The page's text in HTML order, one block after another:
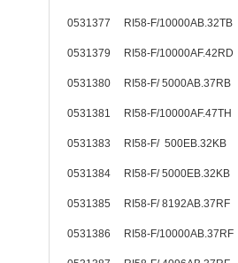
0531377 RI58-F/10000AB.32TB
0531379 RI58-F/10000AF.42RD
0531380 RI58-F/ 5000AB.37RB
0531381 RI58-F/10000AF.47TH
0531383 RI58-F/ 500EB.32KB
0531384 RI58-F/ 5000EB.32KB
0531385 RI58-F/ 8192AB.37RF
0531386 RI58-F/10000AB.37RF